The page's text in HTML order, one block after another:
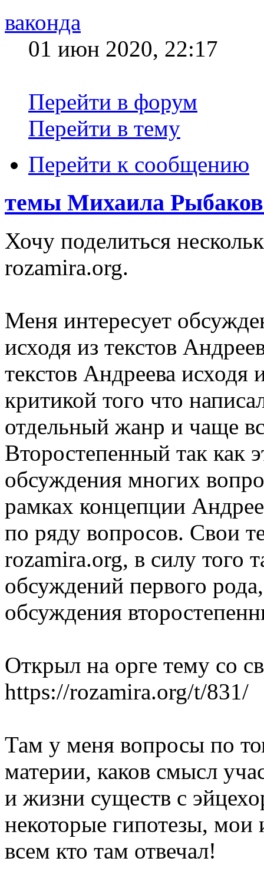
ваконда
01 июн 2020, 22:17
Перейти в форум
Перейти в тему
Перейти к сообщению
темы Михаила
Хочу поделиться
rozamira.org.
Меня интересует
исходя из текстов
текстов Андреева исходя
критикой того что
отдельный жанр и чаще
Второстепенный так как
обсуждения многих
рамках концепции
по ряду вопросов. Свои
rozamira.org, в силу того
обсуждений первого
обсуждения
Открыл на орге тему со
https://rozamira.org/t/831/
Там у меня вопросы по
материи, каков смысл
и жизни существ с
некоторые гипотезы, мои
всем кто там отвечал!